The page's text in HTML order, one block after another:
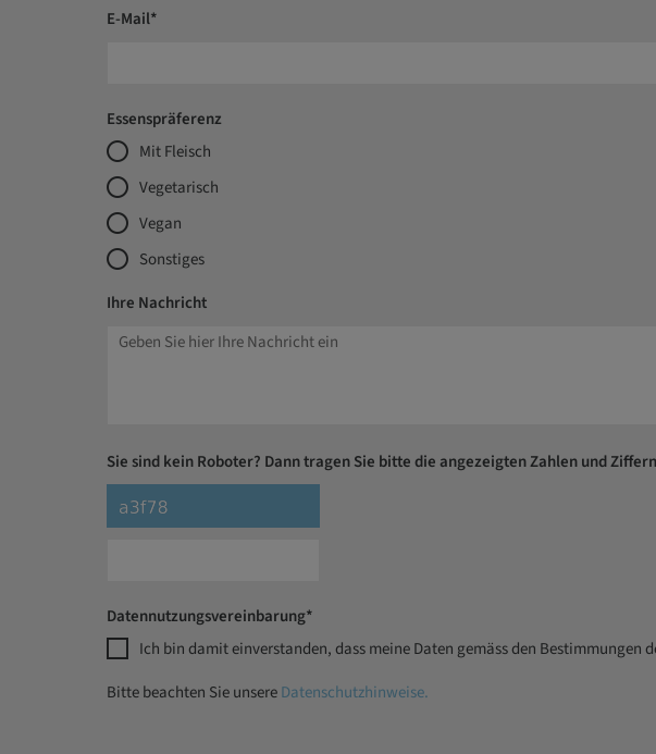
E-Mail*
Essenspräferenz
Mit Fleisch
Vegetarisch
Vegan
Sonstiges
Ihre Nachricht
Sie sind kein Roboter? Dann tragen Sie bitte die angezeigten Zahlen und
Datennutzungsvereinbarung*
Ich bin damit einverstanden, dass meine Daten gemäss den Bestimmungen
Bitte beachten Sie unsereDatenschutzhinweise.